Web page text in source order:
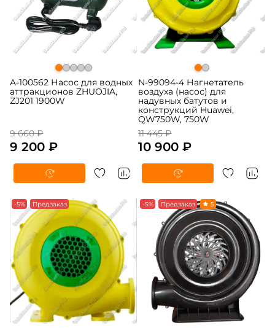
A-100562 Насос для водных
аттракционов ZHUOJIA,
ZJ201 1900W
9 660 ₽
9 200 ₽
N-99094-4 Нагнетатель
воздуха (насос) для
надувных батутов и
конструкций Huawei,
QW750W, 750W
11 445 ₽
10 900 ₽
-5% Предзаказ -5% Предзаказ 5